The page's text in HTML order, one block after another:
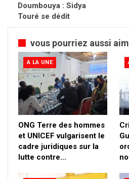
Doumbouya : Sidya
Touré se dédit
vous pourriez aussi
A LA UNE
ONG Terre des hommes
et UNICEF vulgarisent le
cadre juridiques sur la
lutte contre…